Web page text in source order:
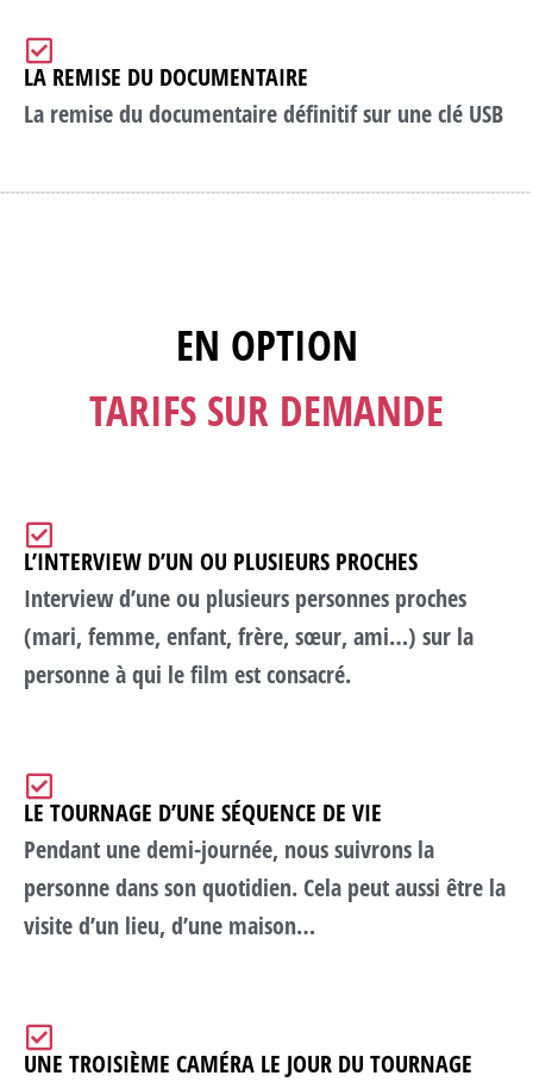
LA REMISE DU DOCUMENTAIRE
La remise du documentaire définitif sur une clé USB
EN OPTION
TARIFS SUR DEMANDE
L’INTERVIEW D’UN OU PLUSIEURS PROCHES
Interview d’une ou plusieurs personnes proches
(mari, femme, enfant, frère, sœur, ami…) sur la
personne à qui le film est consacré.
LE TOURNAGE D’UNE SÉQUENCE DE VIE
Pendant une demi-journée, nous suivrons la
personne dans son quotidien. Cela peut aussi être la
visite d’un lieu, d’une maison…
UNE TROISIÈME CAMÉRA LE JOUR DU TOURNAGE